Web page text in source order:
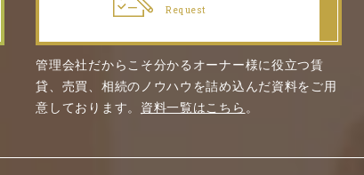
Request
管理会社だからこそ分かるオーナー様に役立つ賃
貸、売買、相続のノウハウを詰め込んだ資料をご用
意しております。 資料一覧はこちら 。